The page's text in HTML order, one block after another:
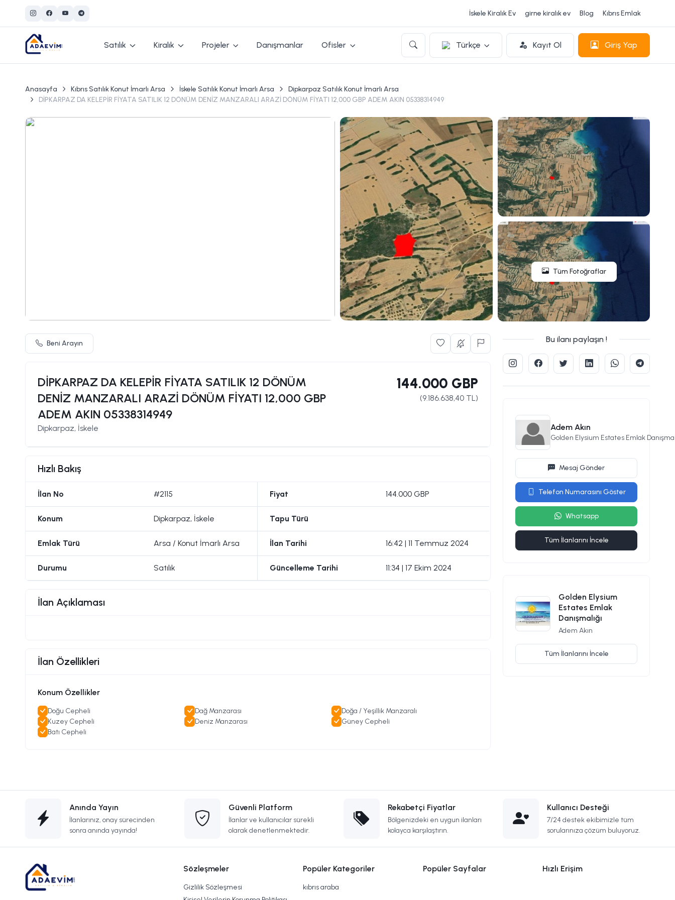
İskele Kiralık Ev girne kiralık ev Blog Kıbrıs Emlak
Satılık Kiralık Projeler Danışmanlar Ofisler Türkçe Kayıt Ol Giriş Yap
Anasayfa Kıbrıs Satılık Konut İmarlı Arsa İskele Satılık Konut İmarlı Arsa
Dipkarpaz Satılık Konut İmarlı Arsa
DİPKARPAZ DA KELEPİR FİYATA SATILIK 12 DÖNÜM DENİZ MANZARALI ARAZİ DÖNÜM FİYATI 12,000 GBP ADEM AKIN 05338314949
Tüm Fotoğraflar
Beni Arayın
DİPKARPAZ DA KELEPİR FİYATA SATILIK 12 DÖNÜM
DENİZ MANZARALI ARAZİ DÖNÜM FİYATI 12,000 GBP
ADEM AKIN 05338314949
Dipkarpaz, İskele
144.000 GBP
(9.186.638,40 TL)
Hızlı Bakış
İlan No #2115
Konum Dipkarpaz, İskele
Emlak Türü Arsa / Konut İmarlı Arsa
Durumu Satılık
Fiyat 144.000 GBP
Tapu Türü
İlan Tarihi 16:42 | 11 Temmuz 2024
Güncelleme Tarihi 11:34 | 17 Ekim 2024
İlan Açıklaması
İlan Özellikleri
Konum Özellikler
Doğu Cepheli Dağ Manzarası
Doğa / Yeşillik Manzaralı
Kuzey Cepheli
Deniz Manzarası
Güney Cepheli
Batı Cepheli
Bu ilanı paylaşın !
Adem Akın
Golden Elysium Estates Emlak
Mesaj Gönder
Telefon Numarasını Göster
Whatsapp
Tüm İlanlarını İncele
Golden Elysium
Estates Emlak
Danışmalığı
Adem Akın
Tüm İlanlarını İncele
Anında Yayın
İlanlarınız, onay sürecinden
sonra anında yayında!
Güvenli Platform
İlanlar ve kullanıcılar sürekli
olarak denetlenmektedir.
Rekabetçi Fiyatlar
Bölgenizdeki en uygun ilanları
kolayca karşılaştırın.
Kullanıcı Desteği
7/24 destek ekibimizle tüm
sorularınıza çözüm buluyoruz.
Sözleşmeler
Gizlilik Sözleşmesi
Popüler Kategoriler
kıbrıs araba
Popüler Sayfalar Hızlı Erişim